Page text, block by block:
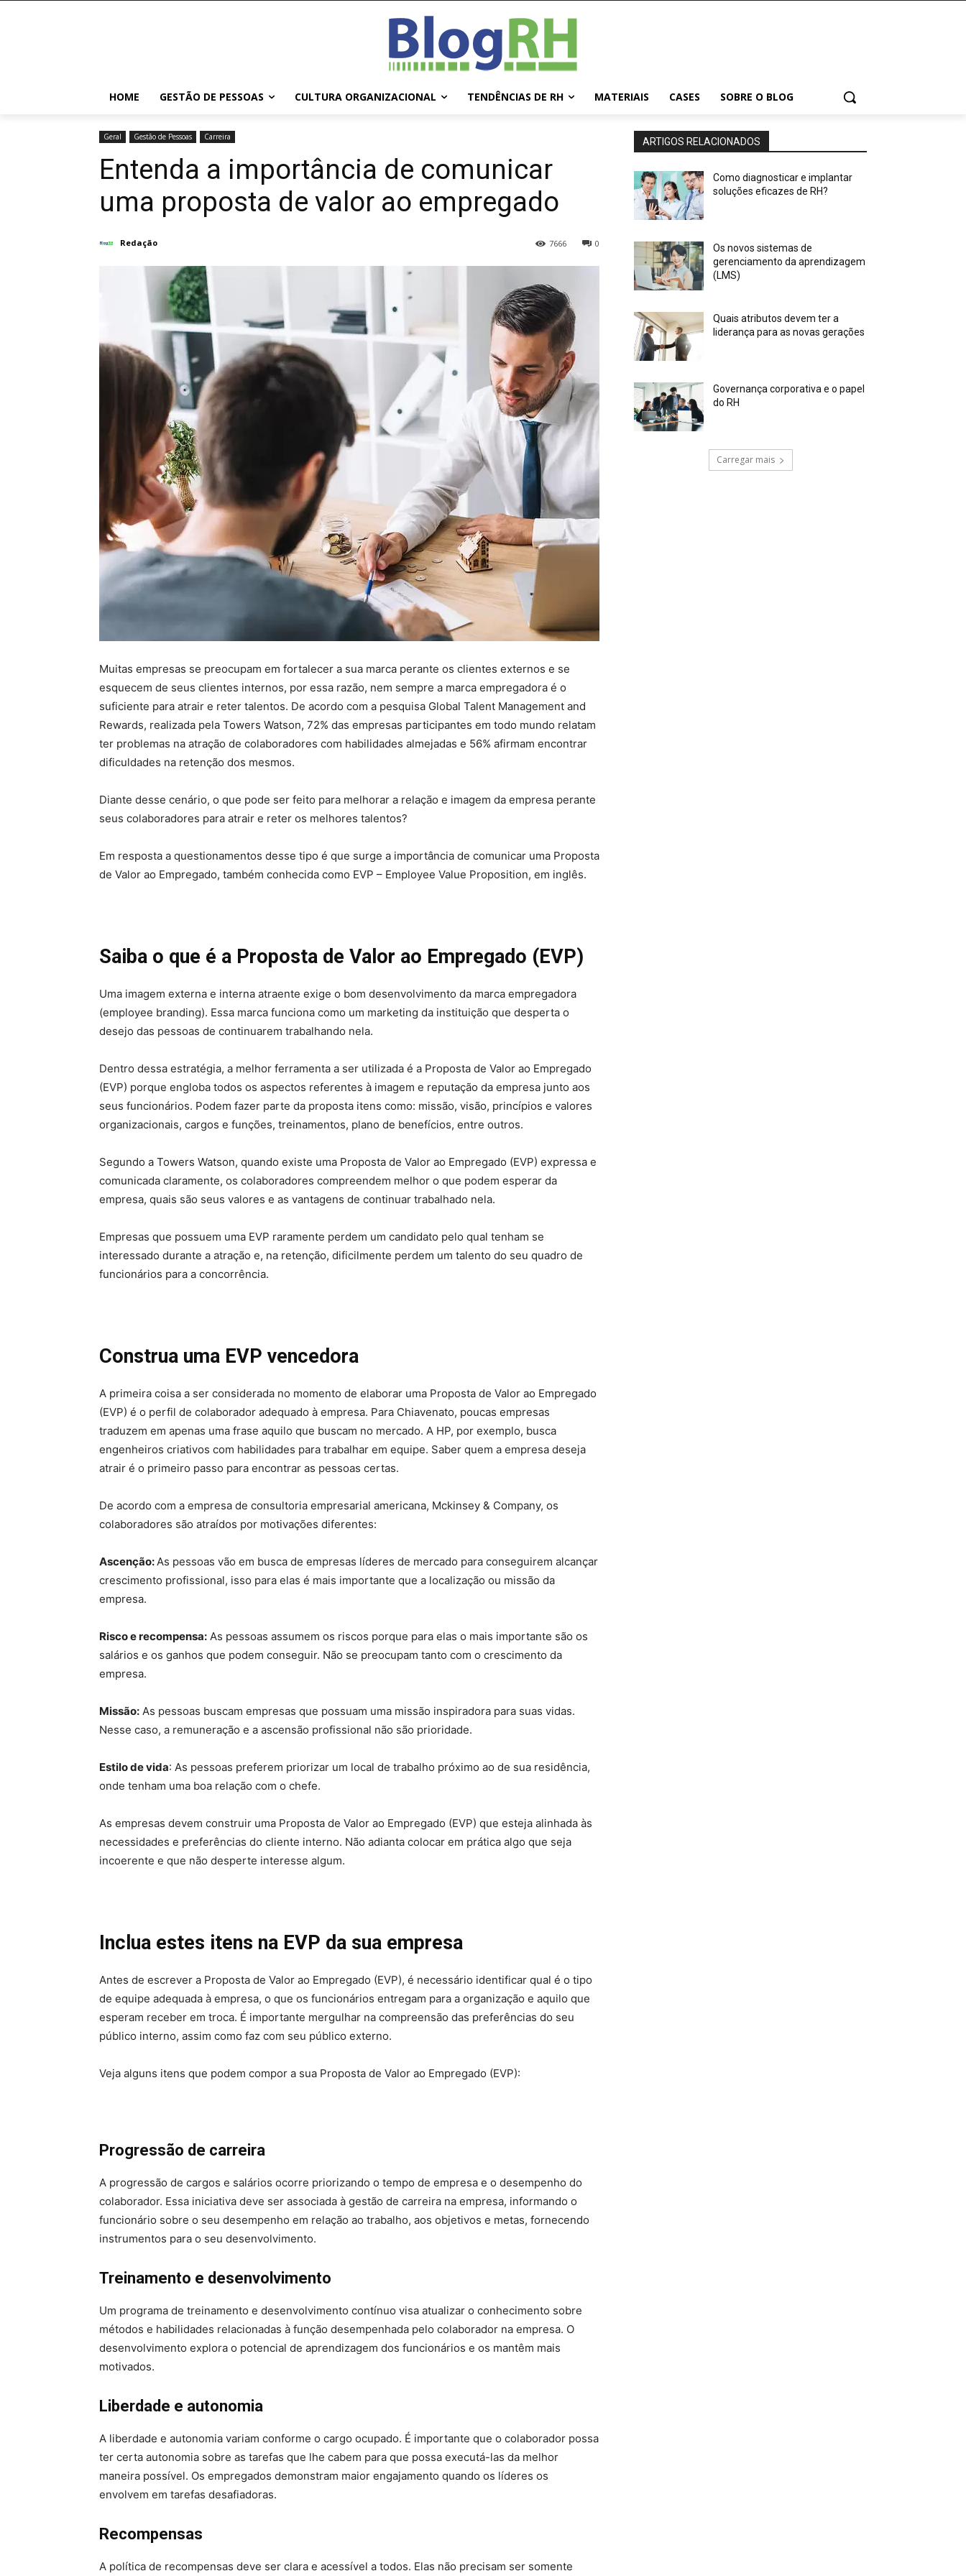
HOME GESTÃO DE PESSOAS CULTURA ORGANIZACIONAL TENDÊNCIAS DE RH MATERIAIS CASES SOBRE O BLOG
Geral Gestão de Pessoas Carreira
Entenda a importância de comunicar
uma proposta de valor ao empregado
Redação 0
7666
Muitas empresas se preocupam em fortalecer a sua marca perante os clientes externos e se
esquecem de seus clientes internos, por essa razão, nem sempre a marca empregadora é o
suficiente para atrair e reter talentos. De acordo com a pesquisa Global Talent Management and
Rewards, realizada pela Towers Watson, 72% das empresas participantes em todo mundo relatam
ter problemas na atração de colaboradores com habilidades almejadas e 56% afirmam encontrar
dificuldades na retenção dos mesmos.
Diante desse cenário, o que pode ser feito para melhorar a relação e imagem da empresa perante
seus colaboradores para atrair e reter os melhores talentos?
Em resposta a questionamentos desse tipo é que surge a importância de comunicar uma Proposta
de Valor ao Empregado, também conhecida como EVP – Employee Value Proposition, em inglês.
Saiba o que é a Proposta de Valor ao Empregado (EVP)
Uma imagem externa e interna atraente exige o bom desenvolvimento da marca empregadora
(employee branding). Essa marca funciona como um marketing da instituição que desperta o
desejo das pessoas de continuarem trabalhando nela.
Dentro dessa estratégia, a melhor ferramenta a ser utilizada é a Proposta de Valor ao Empregado
(EVP) porque engloba todos os aspectos referentes à imagem e reputação da empresa junto aos
seus funcionários. Podem fazer parte da proposta itens como: missão, visão, princípios e valores
organizacionais, cargos e funções, treinamentos, plano de benefícios, entre outros.
Segundo a Towers Watson, quando existe uma Proposta de Valor ao Empregado (EVP) expressa e
comunicada claramente, os colaboradores compreendem melhor o que podem esperar da
empresa, quais são seus valores e as vantagens de continuar trabalhado nela.
Empresas que possuem uma EVP raramente perdem um candidato pelo qual tenham se
interessado durante a atração e, na retenção, dificilmente perdem um talento do seu quadro de
funcionários para a concorrência.
Construa uma EVP vencedora
A primeira coisa a ser considerada no momento de elaborar uma Proposta de Valor ao Empregado
(EVP) é o perfil de colaborador adequado à empresa. Para Chiavenato, poucas empresas
traduzem em apenas uma frase aquilo que buscam no mercado. A HP, por exemplo, busca
engenheiros criativos com habilidades para trabalhar em equipe. Saber quem a empresa deseja
atrair é o primeiro passo para encontrar as pessoas certas.
De acordo com a empresa de consultoria empresarial americana, Mckinsey & Company, os
colaboradores são atraídos por motivações diferentes:
Ascenção:As pessoas vão em busca de empresas líderes de mercado para conseguirem alcançar
crescimento profissional, isso para elas é mais importante que a localização ou missão da
empresa.
Risco e recompensa: As pessoas assumem os riscos porque para elas o mais importante são os
salários e os ganhos que podem conseguir. Não se preocupam tanto com o crescimento da
empresa.
Missão: As pessoas buscam empresas que possuam uma missão inspiradora para suas vidas.
Nesse caso, a remuneração e a ascensão profissional não são prioridade.
Estilo de vida: As pessoas preferem priorizar um local de trabalho próximo ao de sua residência,
onde tenham uma boa relação com o chefe.
As empresas devem construir uma Proposta de Valor ao Empregado (EVP) que esteja alinhada às
necessidades e preferências do cliente interno. Não adianta colocar em prática algo que seja
incoerente e que não desperte interesse algum.
Inclua estes itens na EVP da sua empresa
Antes de escrever a Proposta de Valor ao Empregado (EVP), é necessário identificar qual é o tipo
de equipe adequada à empresa, o que os funcionários entregam para a organização e aquilo que
esperam receber em troca. É importante mergulhar na compreensão das preferências do seu
público interno, assim como faz com seu público externo.
Veja alguns itens que podem compor a sua Proposta de Valor ao Empregado (EVP):
Progressão de carreira
A progressão de cargos e salários ocorre priorizando o tempo de empresa e o desempenho do
colaborador. Essa iniciativa deve ser associada à gestão de carreira na empresa, informando o
funcionário sobre o seu desempenho em relação ao trabalho, aos objetivos e metas, fornecendo
instrumentos para o seu desenvolvimento.
Treinamento e desenvolvimento
Um programa de treinamento e desenvolvimento contínuo visa atualizar o conhecimento sobre
métodos e habilidades relacionadas à função desempenhada pelo colaborador na empresa. O
desenvolvimento explora o potencial de aprendizagem dos funcionários e os mantêm mais
motivados.
Liberdade e autonomia
A liberdade e autonomia variam conforme o cargo ocupado. É importante que o colaborador possa
ter certa autonomia sobre as tarefas que lhe cabem para que possa executá-las da melhor
maneira possível. Os empregados demonstram maior engajamento quando os líderes os
envolvem em tarefas desafiadoras.
Recompensas
A política de recompensas deve ser clara e acessível a todos. Elas não precisam ser somente
ARTIGOS RELACIONADOS
Como diagnosticar e implantar
soluções eficazes de RH?
Os novos sistemas de
gerenciamento da aprendizagem
(LMS)
Quais atributos devem ter a
liderança para as novas gerações
Governança corporativa e o papel
do RH
Carregar mais